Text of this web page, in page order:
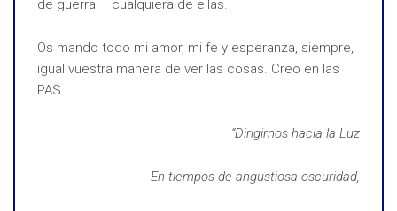
de guerra – cualquiera de ellas.
Os mando todo mi amor, mi fe y esperanza, siempre,
igual vuestra manera de ver las cosas. Creo en las
PAS.
“Dirigirnos hacia la Luz
En tiempos de angustiosa oscuridad,